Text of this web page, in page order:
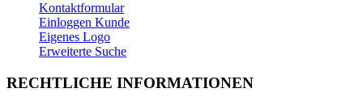
Kontaktformular
Einloggen Kunde
Eigenes Logo
Erweiterte Suche
RECHTLICHE INFORMATIONEN